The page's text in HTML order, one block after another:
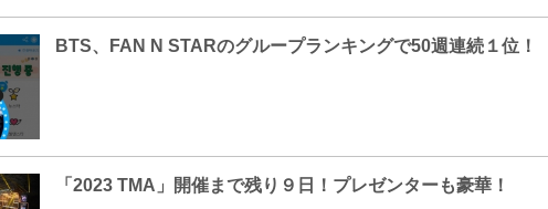
BTS、FAN N STARのグループランキングで50週連続１位！
「2023 TMA」開催まで残り９日！プレゼンターも豪華！